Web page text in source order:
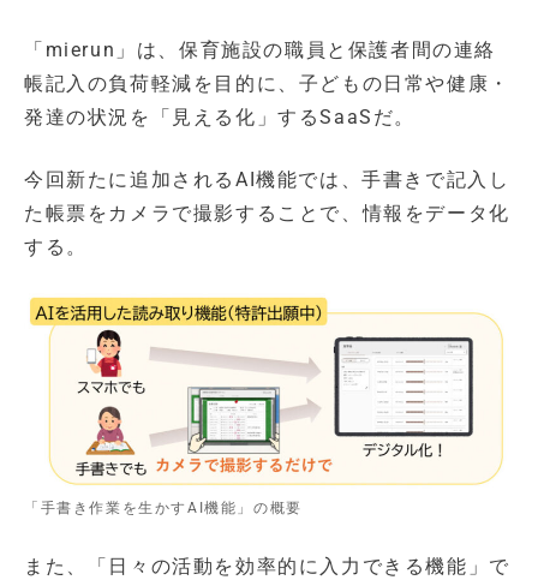
「mierun」は、保育施設の職員と保護者間の連絡
帳記入の負荷軽減を目的に、子どもの日常や健康・
発達の状況を「見える化」するSaaSだ。
今回新たに追加されるAI機能では、手書きで記入し
た帳票をカメラで撮影することで、情報をデータ化
する。
「手書き作業を生かすAI機能」の概要
また、「日々の活動を効率的に入力できる機能」で